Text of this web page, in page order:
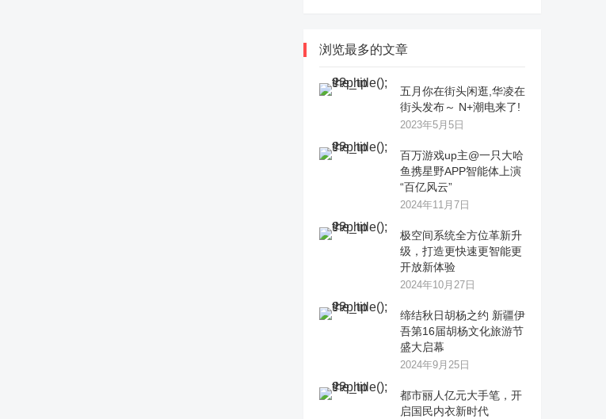
浏览最多的文章
五月你在街头闲逛,华凌在
街头发布～ N+潮电来了!
2023年5月5日
百万游戏up主@一只大哈
鱼携星野APP智能体上演
“百亿风云”
2024年11月7日
极空间系统全方位革新升
级，打造更快速更智能更
开放新体验
2024年10月27日
缔结秋日胡杨之约 新疆伊
吾第16届胡杨文化旅游节
盛大启幕
2024年9月25日
都市丽人亿元大手笔，开
启国民内衣新时代